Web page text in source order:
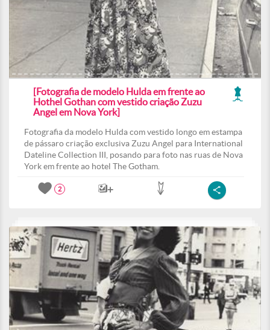
[Fotografia de modelo Hulda em frente ao
Hothel Gothan com vestido criação Zuzu
Angel em Nova York]
Fotografia da modelo Hulda com vestido longo em estampa
de pássaro criação exclusiva Zuzu Angel para International
Dateline Collection III, posando para foto nas ruas de Nova
York em frente ao hotel The Gotham.
2